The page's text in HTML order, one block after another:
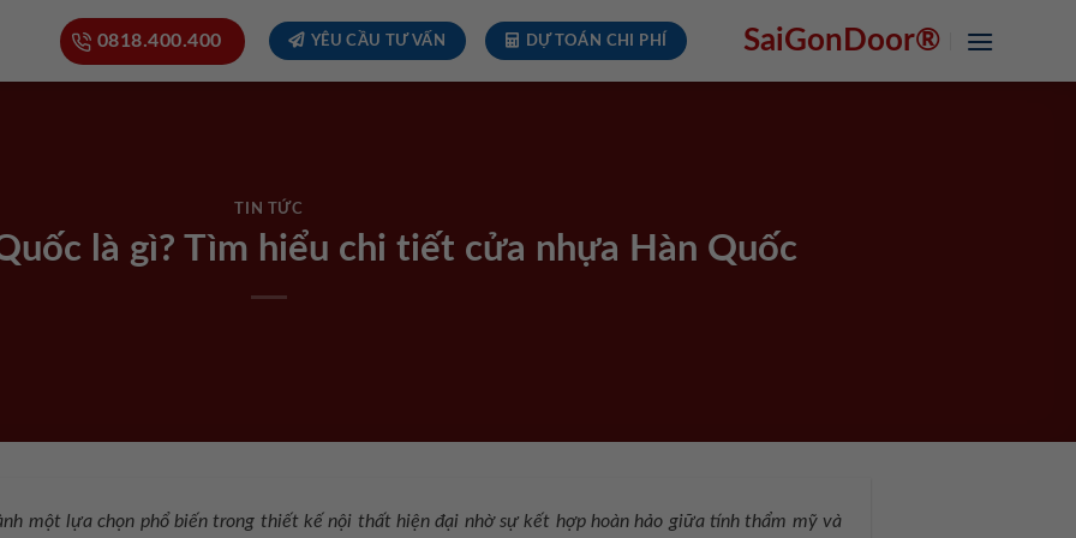
0818.400.400 YÊU CẦU TƯ VẤN DỰ TOÁN CHI PHÍ SaiGonDoor®
TIN TỨC
là gì? Tìm hiểu chi tiết cửa nhựa Hàn Quốc
một lựa chọn phổ biến trong thiết kế nội thất hiện đại nhờ sự kết hợp hoàn hảo giữa tính thẩm mỹ và